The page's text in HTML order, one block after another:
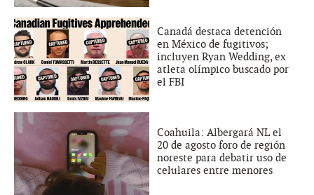
Canadá destaca detención
en México de fugitivos;
incluyen Ryan Wedding, ex
atleta olímpico buscado por
el FBI
Coahuila: Albergará NL el
20 de agosto foro de región
noreste para debatir uso de
celulares entre menores